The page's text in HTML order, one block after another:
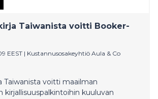
Taiwanista voitti Booker-
EEST | Kustannusosakeyhtiö Aula & Co
Taiwanista voitti maailman
kirjallisuuspalkintoihin kuuluvan